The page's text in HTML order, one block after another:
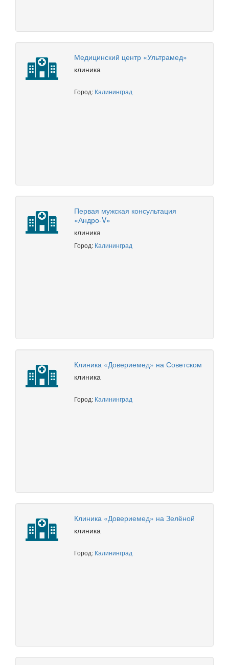
Медицинский центр «Ультрамед»
клиника
Город: Калининград
Первая мужская консультация
«Андро-V»
клиника
Город: Калининград
Клиника «Довериемед» на Советском
клиника
Город: Калининград
Клиника «Довериемед» на Зелёной
клиника
Город: Калининград